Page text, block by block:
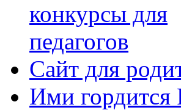
конкурсы для
педагогов
Сайт для
Ими гордится